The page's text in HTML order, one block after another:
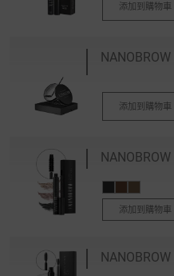
添加到購物車
NANOBROW
添加到購物車
NANOBROW
添加到購物車
NANOBROW